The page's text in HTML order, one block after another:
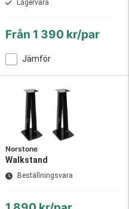
Lagervara
Från 1 390 kr/par
Jämför
Norstone
Walkstand
Beställningsvara